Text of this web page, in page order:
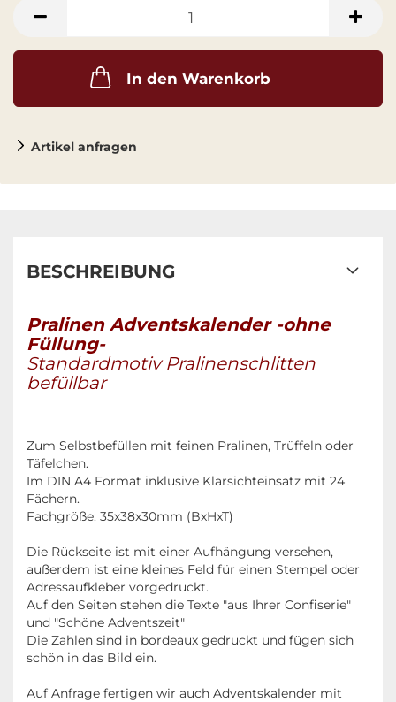
In den Warenkorb
Artikel anfragen
BESCHREIBUNG
Pralinen Adventskalender -ohne
Füllung-
Standardmotiv Pralinenschlitten
befüllbar
Zum Selbstbefüllen mit feinen Pralinen, Trüffeln oder
Täfelchen.
Im DIN A4 Format inklusive Klarsichteinsatz mit 24
Fächern.
Fachgröße: 35x38x30mm (BxHxT)
Die Rückseite ist mit einer Aufhängung versehen,
außerdem ist eine kleines Feld für einen Stempel oder
Adressaufkleber vorgedruckt.
Auf den Seiten stehen die Texte "aus Ihrer Confiserie"
und "Schöne Adventszeit"
Die Zahlen sind in bordeaux gedruckt und fügen sich
schön in das Bild ein.
Auf Anfrage fertigen wir auch Adventskalender mit